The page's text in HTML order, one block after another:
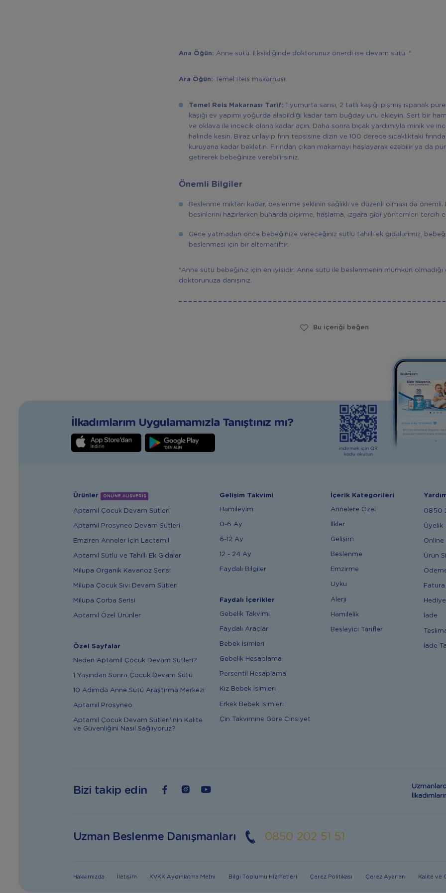
Ana Öğün: Anne sütü. Eksikliğinde doktorunuz önerdi ise devam sütü. *
Ara Öğün: Temel Reis makarnası.
Temel Reis Makarnası Tarif: 1 yumurta sarısı, 2 tatlı kaşığı pişmiş ıspanak
kaşığı ev yapımı yoğurda alabildiği kadar tam buğday unu ekleyin. Sert bir
ve oklava ile incecik olana kadar açın. Daha sonra bıçak yardımıyla minik ve
halinde kesin. Biraz unlayıp fırın tepsisine dizin ve 100 derece sıcaklıktaki
kuruyana kadar bekletin. Fırından çıkan makarnayı haşlayarak ezebilir ya da
getirerek bebeğinize verebilirsiniz.
Önemli Bilgiler
Beslenme miktarı kadar, beslenme şeklinin sağlıklı ve düzenli olması da önemli.
besinlerini hazırlarken buharda pişirme, haşlama, ızgara gibi yöntemleri tercih
Gece yatmadan önce bebeğinize vereceğiniz sütlü tahıllı ek gıdalarımız,
beslenmesi için bir alternatiftir.
*Anne sütü bebeğiniz için en iyisidir. Anne sütü ile beslenmenin mümkün
doktorunuza danışınız.
Bu içeriği beğen
İlkadımlarım Uygulamamızla Tanıştınız mı?
Ürünler ONLİNE ALIŞVERİŞ
Aptamil Çocuk Devam Sütleri
Aptamil Prosyneo Devam Sütleri
Emziren Anneler İçin Lactamil
Aptamil Sütlü ve Tahıllı Ek Gıdalar
Milupa Organik Kavanoz Serisi
Milupa Çocuk Sıvı Devam Sütleri
Milupa Çorba Serisi
Aptamil Özel Ürünler
Özel Sayfalar
Neden Aptamil Çocuk Devam Sütleri?
1 Yaşından Sonra Çocuk Devam Sütü
10 Adımda Anne Sütü Araştırma Merkezi
Aptamil Prosyneo
Aptamil Çocuk Devam Sütleri'inin Kalite
ve Güvenliğini Nasıl Sağlıyoruz?
Gelişim Takvimi
Hamileyim
0-6 Ay
6-12 Ay
12 - 24 Ay
Faydalı Bilgiler
Faydalı İçerikler
Gebelik Takvimi
Faydalı Araçlar
Bebek İsimleri
Gebelik Hesaplama
Persentil Hesaplama
Kız Bebek İsimleri
Erkek Bebek İsimleri
Çin Takvimine Göre Cinsiyet
İçerik Kategorileri
Annelere Özel
İlkler
Gelişim
Beslenme
Emzirme
Uyku
Alerji
Hamilelik
Besleyici Tarifler
0850
Üyelik
Online
Ürün
Fatura
İade
İade
Bizi takip edin
Uzman Beslenme Danışmanları 0850 202 51 51
Hakkımızda İletişim KVKK Aydınlatma Metni Bilgi Toplumu Hizmetleri Çerez Politikası Çerez Ayarları Kalite ve